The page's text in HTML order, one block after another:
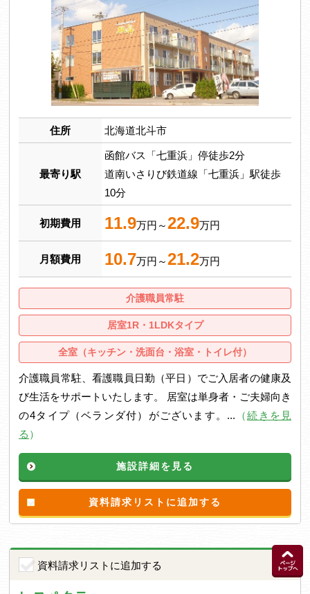
住所 北海道北斗市
最寄り駅
函館バス「七重浜」停徒歩2分
道南いさりび鉄道線「七重浜」駅徒歩
10分
初期費用 11.9万円～22.9万円
月額費用 10.7万円～21.2万円
介護職員常駐
居室1R・1LDKタイプ
全室（キッチン・洗面台・浴室・トイレ付）
介護職員常駐、看護職員日勤（平日）でご入居者の健康及
び生活をサポートいたします。 居室は単身者・ご夫婦向き
の4タイプ（ベランダ付）がございます。... （続きを見
る ）
施設詳細を見る
資料請求リストに追加する
資料請求リストに追加する